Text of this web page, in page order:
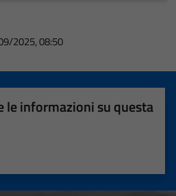
2025, 08:50
le informazioni su questa
su 5
su 5
5